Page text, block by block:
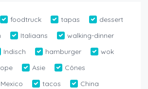
foodtruck tapas
dessert
Italiaans
walking-dinner
Indisch hamburger
wok
Asie
Cônes
Mexico tacos
China